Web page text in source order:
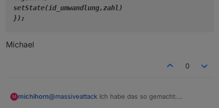
setState(id_umwandlung,zahl)
Michael
0
M michihorn@massiveattack Ich habe das so gemacht: